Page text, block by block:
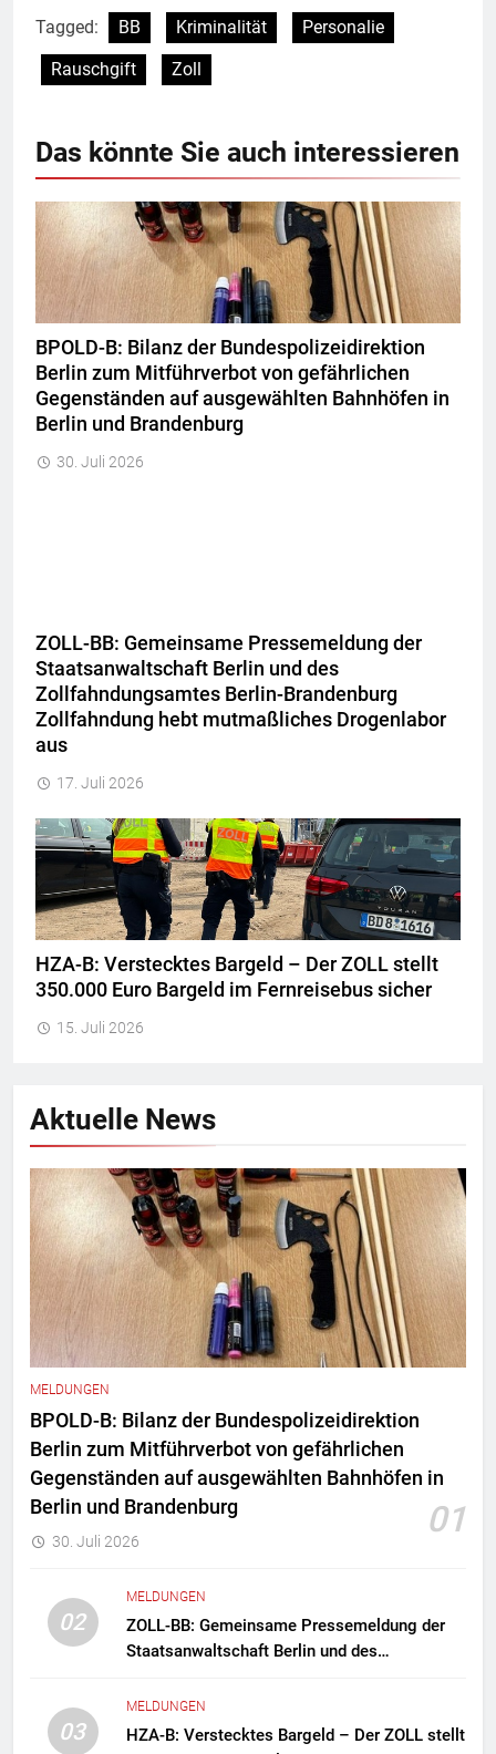
Tagged: BB Kriminalität
Personalie
Rauschgift
Zoll
Das könnte Sie auch interessieren
BPOLD-B: Bilanz der Bundespolizeidirektion
Berlin zum Mitführverbot von gefährlichen
Gegenständen auf ausgewählten Bahnhöfen in
Berlin und Brandenburg
30. Juli 2026
ZOLL-BB: Gemeinsame Pressemeldung der
Staatsanwaltschaft Berlin und des
Zollfahndungsamtes Berlin-Brandenburg
Zollfahndung hebt mutmaßliches Drogenlabor
aus
17. Juli 2026
HZA-B: Verstecktes Bargeld – Der ZOLL stellt
350.000 Euro Bargeld im Fernreisebus sicher
15. Juli 2026
Aktuelle News
MELDUNGEN
BPOLD-B: Bilanz der Bundespolizeidirektion
Berlin zum Mitführverbot von gefährlichen
Gegenständen auf ausgewählten Bahnhöfen in
Berlin und Brandenburg
01
30. Juli 2026
02
MELDUNGEN
ZOLL-BB: Gemeinsame Pressemeldung der
Staatsanwaltschaft Berlin und des
Zollfahndung hebt mutmaßliches
Drogenlabor aus
03
MELDUNGEN
HZA-B: Verstecktes Bargeld – Der ZOLL stellt